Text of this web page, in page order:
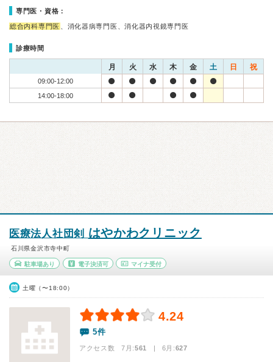
専門医・資格：
総合内科専門医 、消化器病専門医、消化器内視鏡専門医
診療時間
月 火 水 木 金 土 日 祝
09:00-12:00
14:00-18:00
医療法人社団剣 はやかわクリニック
石川県金沢市寺中町
駐車場あり 電子決済可 マイナ受付
土曜（〜18:00）
4.24
5件
アクセス数 7月:561 | 6月:627